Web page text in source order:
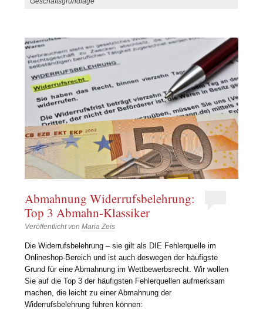
Abmahnung Widerrufsbelehrung:
Top 3 Abmahn-Klassiker
Veröffentlicht vonMaria Zeis
Die Widerrufsbelehrung – sie gilt als DIE Fehlerquelle im
Onlineshop-Bereich und ist auch deswegen der häufigste
Grund für eine Abmahnung im Wettbewerbsrecht. Wir wollen
Sie auf die Top 3 der häufigsten Fehlerquellen aufmerksam
machen, die leicht zu einer Abmahnung der
Widerrufsbelehrung führen können: